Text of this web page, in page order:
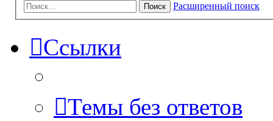
Поиск Расширенный поиск
Ссылки
Темы без ответов